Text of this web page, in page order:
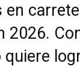
en
2026.
quiere